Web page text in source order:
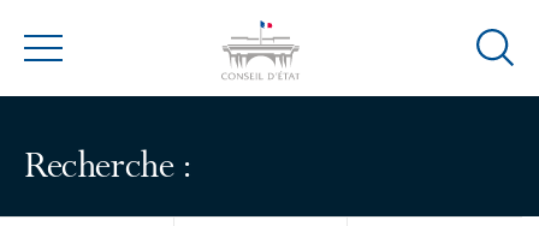
Menu
Ouvrir
Recherche :